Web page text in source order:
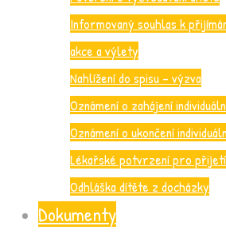
Informovaný souhlas k
akce a výlety
Nahlížení do spisu – výzva
Oznámení o zahájení
Oznámení o ukončení
Lékařské potvrzení pro
Odhláška dítěte z docházky
Dokumenty